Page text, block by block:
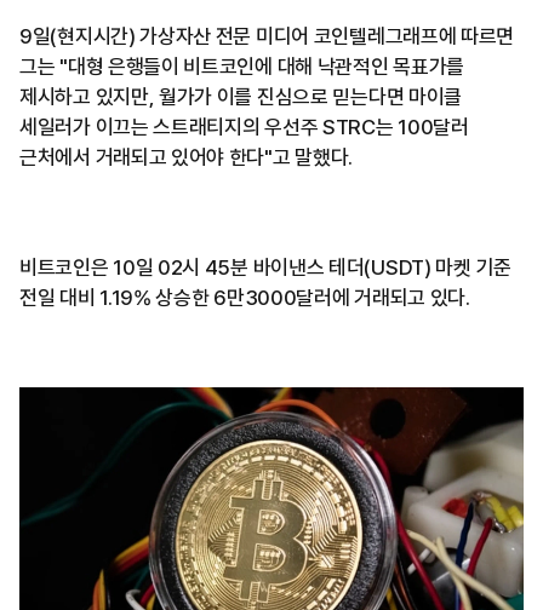
9일(현지시간) 가상자산 전문 미디어 코인텔레그래프에 따르면
그는 "대형 은행들이 비트코인에 대해 낙관적인 목표가를
제시하고 있지만, 월가가 이를 진심으로 믿는다면 마이클
세일러가 이끄는 스트래티지의 우선주 STRC는 100달러
근처에서 거래되고 있어야 한다"고 말했다.
비트코인은 10일 02시 45분 바이낸스 테더(USDT) 마켓 기준
전일 대비 1.19% 상승한 6만3000달러에 거래되고 있다.